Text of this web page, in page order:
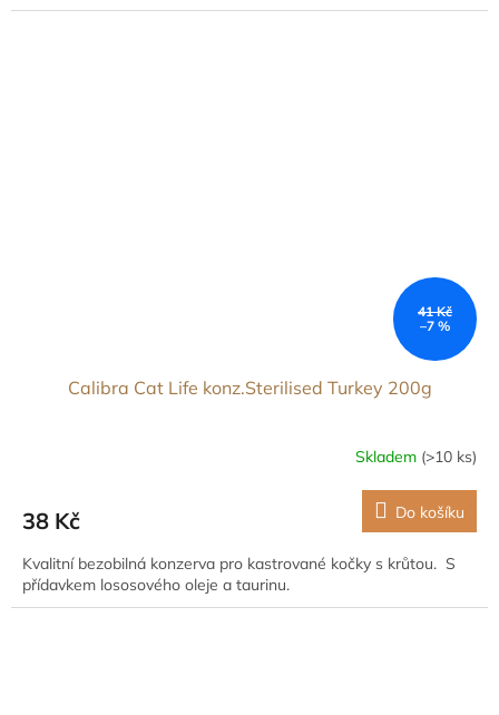
41 Kč
–7 %
Calibra Cat Life konz.Sterilised Turkey 200g
Skladem (>10 ks)
38 Kč Do košíku
Kvalitní bezobilná konzerva pro kastrované kočky s krůtou. S
přídavkem lososového oleje a taurinu.